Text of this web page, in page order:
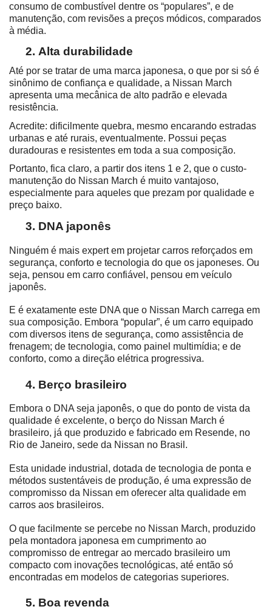
consumo de combustível dentre os “populares”, e de
manutenção, com revisões a preços módicos, comparados
à média.
Alta durabilidade
Até por se tratar de uma marca japonesa, o que por si só é
sinônimo de confiança e qualidade, a Nissan March
apresenta uma mecânica de alto padrão e elevada
resistência.
Acredite: dificilmente quebra, mesmo encarando estradas
urbanas e até rurais, eventualmente. Possui peças
duradouras e resistentes em toda a sua composição.
Portanto, fica claro, a partir dos itens 1 e 2, que o custo-
manutenção do Nissan March é muito vantajoso,
especialmente para aqueles que prezam por qualidade e
preço baixo.
DNA japonês
Ninguém é mais expert em projetar carros reforçados em
segurança, conforto e tecnologia do que os japoneses. Ou
seja, pensou em carro confiável, pensou em veículo
japonês.
E é exatamente este DNA que o Nissan March carrega em
sua composição. Embora “popular”, é um carro equipado
com diversos itens de segurança, como assistência de
frenagem; de tecnologia, como painel multimídia; e de
conforto, como a direção elétrica progressiva.
Berço brasileiro
Embora o DNA seja japonês, o que do ponto de vista da
qualidade é excelente, o berço do Nissan March é
brasileiro, já que produzido e fabricado em Resende, no
Rio de Janeiro, sede da Nissan no Brasil.
Esta unidade industrial, dotada de tecnologia de ponta e
métodos sustentáveis de produção, é uma expressão de
compromisso da Nissan em oferecer alta qualidade em
carros aos brasileiros.
O que facilmente se percebe no Nissan March, produzido
pela montadora japonesa em cumprimento ao
compromisso de entregar ao mercado brasileiro um
compacto com inovações tecnológicas, até então só
encontradas em modelos de categorias superiores.
Boa revenda